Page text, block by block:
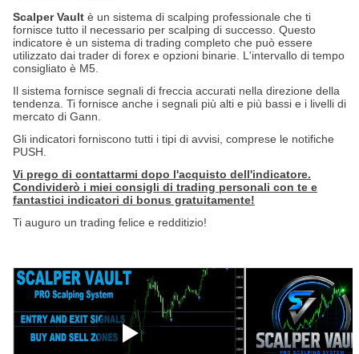
Scalper Vault è un sistema di scalping professionale che ti
fornisce tutto il necessario per scalping di successo. Questo
indicatore è un sistema di trading completo che può essere
utilizzato dai trader di forex e opzioni binarie. L'intervallo di tempo
consigliato è M5.
Il sistema fornisce segnali di freccia accurati nella direzione della
tendenza. Ti fornisce anche i segnali più alti e più bassi e i livelli di
mercato di Gann.
Gli indicatori forniscono tutti i tipi di avvisi, comprese le notifiche
PUSH.
Vi prego di contattarmi dopo l'acquisto dell'indicatore.
Condividerò i miei consigli di trading personali con te e
fantastici indicatori di bonus gratuitamente!
Ti auguro un trading felice e redditizio!